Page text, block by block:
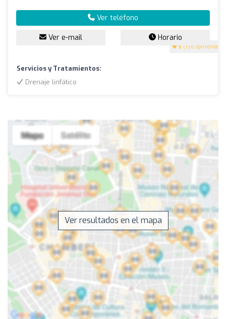
5 (156 opiniones)
Ver teléfono
Ver e-mail Horario
Servicios y Tratamientos:
Drenaje linfático
Ver resultados en el mapa